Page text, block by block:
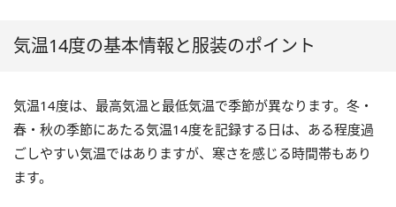
気温14度の基本情報と服装のポイント
気温14度は、最高気温と最低気温で季節が異なります。冬・
春・秋の季節にあたる気温14度を記録する日は、ある程度過
ごしやすい気温ではありますが、寒さを感じる時間帯もあり
ます。